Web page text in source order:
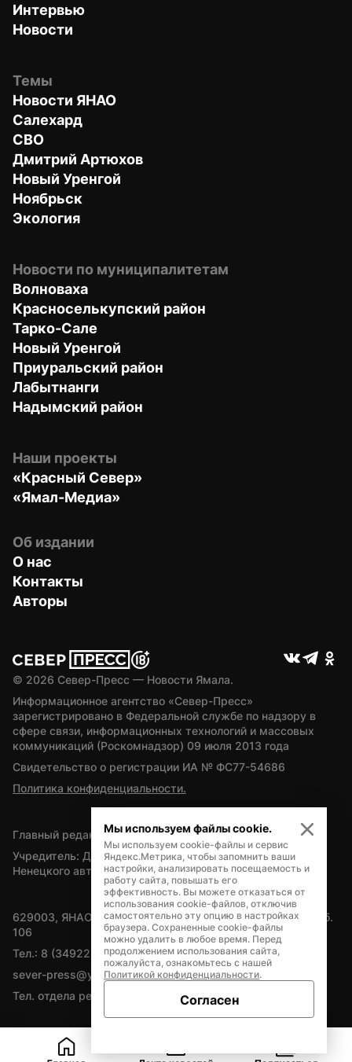
Интервью
Новости
Темы
Новости ЯНАО
Салехард
СВО
Дмитрий Артюхов
Новый Уренгой
Ноябрьск
Экология
Новости по муниципалитетам
Волноваха
Красноселькупский район
Тарко-Сале
Новый Уренгой
Приуральский район
Лабытнанги
Надымский район
Наши проекты
«Красный Север»
«Ямал-Медиа»
Об издании
О нас
Контакты
Авторы
© 2026 Север-Пресс — Новости Ямала.
Информационное агентство «Север-Пресс»
зарегистрировано в Федеральной службе по надзору в
сфере связи, информационных технологий и массовых
коммуникаций (Роскомнадзор) 09 июля 2013 года
Свидетельство о регистрации ИА № ФС77-54686
Политика конфиденциальности.
Главный редактор — А.Л. Поздеев
Учредитель: Департамент внутренней политики Ямало-
Ненецкого автономного округа
629003, ЯНАО, Салехард, мкр. Богдана Кнунянца, д.1, каб.
106
Тел.: 8 (34922) 71262
sever-press@yamal-media.ru
Тел. отдела рекламы: 8 (34922) 42728
Мы используем файлы cookie.
Мы используем cookie-файлы и сервис
Яндекс.Метрика, чтобы запомнить ваши
настройки, анализировать посещаемость и
работу сайта, повышать его
эффективность. Вы можете отказаться от
использования cookie-файлов, отключив
самостоятельно эту опцию в настройках
браузера. Сохраненные cookie-файлы
можно удалить в любое время. Перед
продолжением использования сайта,
пожалуйста, ознакомьтесь с нашей
Политикой конфиденциальности.
Согласен